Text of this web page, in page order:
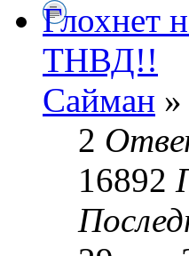
Глохнет
ТНВД!!
Сайман
2
16892